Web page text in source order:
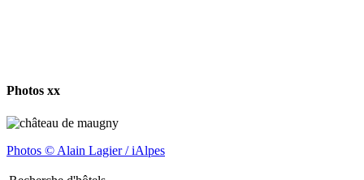
Photos xx
Photos © Alain Lagier / iAlpes